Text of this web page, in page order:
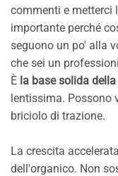
commenti e metterci
importante perché
seguono un po' alla
che sei un
È la base solida
lentissima. Possono
briciolo di trazione.
La crescita
dell'organico. Non